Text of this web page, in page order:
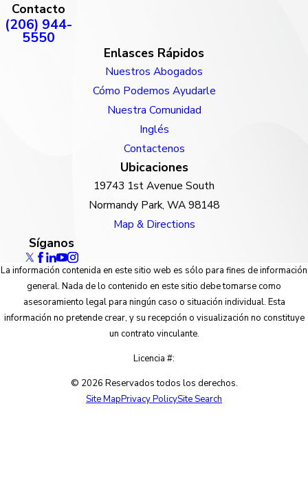
Contacto
(206) 944-
5550
Enlasces Rápidos
Nuestros Abogados
Cómo Podemos Ayudarle
Nuestra Comunidad
Inglés
Contactenos
Ubicaciones
19743 1st Avenue South
Normandy Park, WA 98148
Map & Directions
Síganos
La información contenida en este sitio web es sólo para fines de información
general. Nada de lo contenido en este sitio debe tomarse como
asesoramiento legal para ningún caso o situación individual. Esta
información no pretende crear, y su recepción o visualización no constituye
un contrato vinculante.
Licencia #:
© 2026 Reservados todos los derechos.
Site MapPrivacy PolicySite Search